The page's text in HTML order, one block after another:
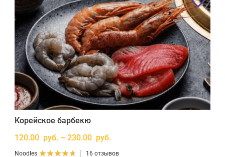
Корейское барбекю
120.00 руб. – 230.00 руб.
Noodles 16 отзывов